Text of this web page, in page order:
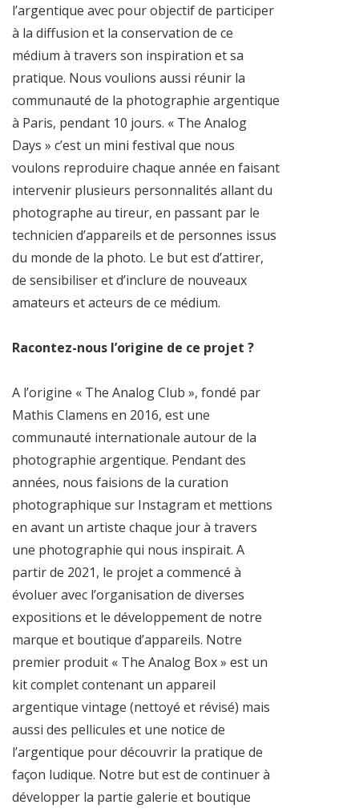
l’argentique avec pour objectif de participer
à la diffusion et la conservation de ce
médium à travers son inspiration et sa
pratique. Nous voulions aussi réunir la
communauté de la photographie argentique
à Paris, pendant 10 jours. « The Analog
Days » c’est un mini festival que nous
voulons reproduire chaque année en faisant
intervenir plusieurs personnalités allant du
photographe au tireur, en passant par le
technicien d’appareils et de personnes issus
du monde de la photo. Le but est d’attirer,
de sensibiliser et d’inclure de nouveaux
amateurs et acteurs de ce médium.
Racontez-nous l’origine de ce projet ?
A l’origine « The Analog Club », fondé par
Mathis Clamens en 2016, est une
communauté internationale autour de la
photographie argentique. Pendant des
années, nous faisions de la curation
photographique sur Instagram et mettions
en avant un artiste chaque jour à travers
une photographie qui nous inspirait. A
partir de 2021, le projet a commencé à
évoluer avec l’organisation de diverses
expositions et le développement de notre
marque et boutique d’appareils. Notre
premier produit « The Analog Box » est un
kit complet contenant un appareil
argentique vintage (nettoyé et révisé) mais
aussi des pellicules et une notice de
l’argentique pour découvrir la pratique de
façon ludique. Notre but est de continuer à
développer la partie galerie et boutique